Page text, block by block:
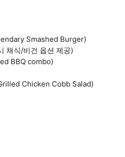
Smashed Burger)
채식/비건 옵션 제공)
BBQ combo)
Chicken Cobb Salad)